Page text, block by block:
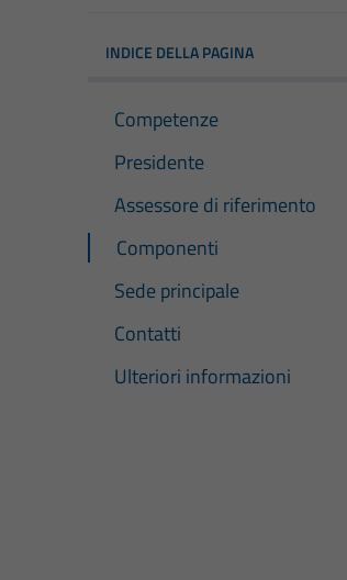
INDICE DELLA PAGINA
Competenze
Presidente
Assessore di riferimento
Componenti
Sede principale
Contatti
Ulteriori informazioni